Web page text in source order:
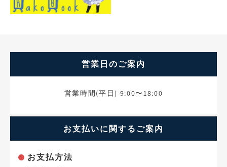
営業日のご案内
営業時間(平日) 9:00〜18:00
お支払いに関するご案内
お支払方法